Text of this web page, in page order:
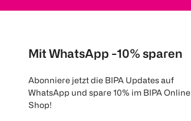
Mit WhatsApp -10% sparen
Abonniere jetzt die BIPA Updates auf
WhatsApp und spare 10% im BIPA Online
Shop!